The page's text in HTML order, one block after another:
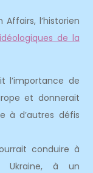
l’historien
de la
l’importance de
et donnerait
à d’autres défis
conduire à
Ukraine, à un